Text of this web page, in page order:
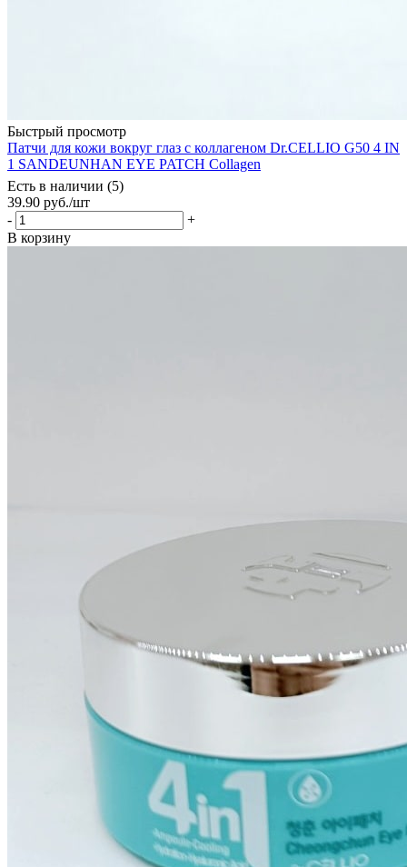
Быстрый просмотр
Патчи для кожи вокруг глаз с коллагеном Dr.CELLIO G50 4 IN
1 SANDEUNHAN EYE PATCH Collagen
Есть в наличии (5)
39.90 руб./шт
-
+
В корзину